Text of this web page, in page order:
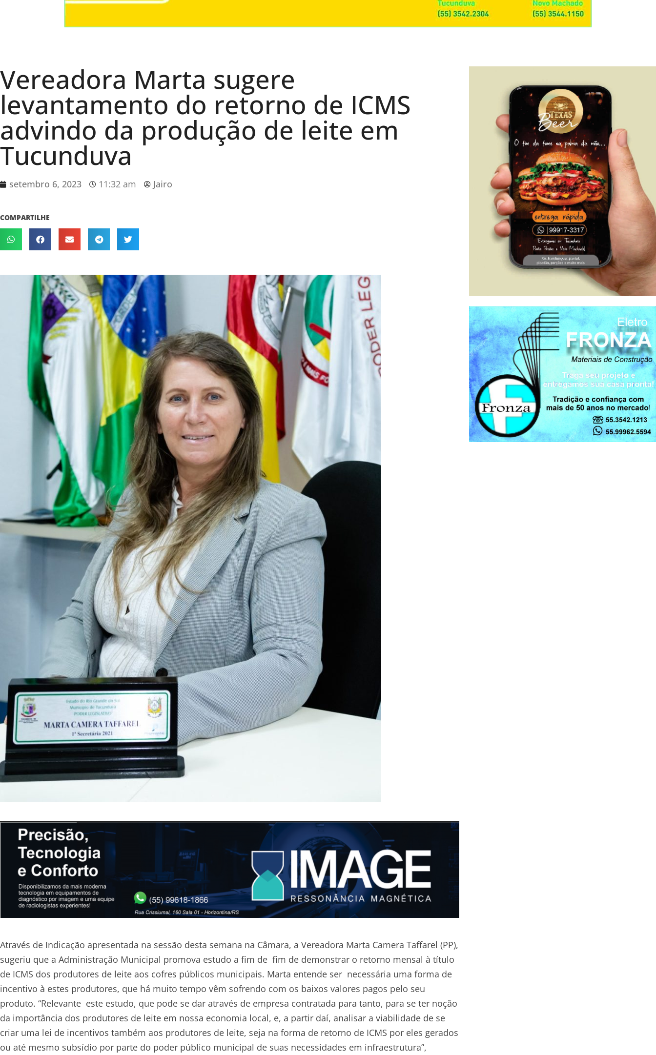
Vereadora Marta sugere
levantamento do retorno de ICMS
advindo da produção de leite em
Tucunduva
setembro 6, 2023 11:32 am Jairo
COMPARTILHE
Através de Indicação apresentada na sessão desta semana na Câmara, a Vereadora Marta Camera Taffarel (PP),
sugeriu que a Administração Municipal promova estudo a fim de fim de demonstrar o retorno mensal à título
de ICMS dos produtores de leite aos cofres públicos municipais. Marta entende ser necessária uma forma de
incentivo à estes produtores, que há muito tempo vêm sofrendo com os baixos valores pagos pelo seu
produto. “Relevante este estudo, que pode se dar através de empresa contratada para tanto, para se ter noção
da importância dos produtores de leite em nossa economia local, e, a partir daí, analisar a viabilidade de se
criar uma lei de incentivos também aos produtores de leite, seja na forma de retorno de ICMS por eles gerados
ou até mesmo subsídio por parte do poder público municipal de suas necessidades em infraestrutura”,